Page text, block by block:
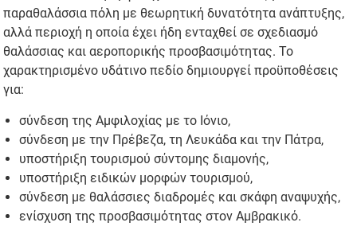
παραθαλάσσια πόλη με θεωρητική δυνατότητα ανάπτυξης,
αλλά περιοχή η οποία έχει ήδη ενταχθεί σε σχεδιασμό
θαλάσσιας και αεροπορικής προσβασιμότητας. Το
χαρακτηρισμένο υδάτινο πεδίο δημιουργεί προϋποθέσεις
για:
σύνδεση της Αμφιλοχίας με το Ιόνιο,
σύνδεση με την Πρέβεζα, τη Λευκάδα και την Πάτρα,
υποστήριξη τουρισμού σύντομης διαμονής,
υποστήριξη ειδικών μορφών τουρισμού,
σύνδεση με θαλάσσιες διαδρομές και σκάφη αναψυχής,
ενίσχυση της προσβασιμότητας στον Αμβρακικό.